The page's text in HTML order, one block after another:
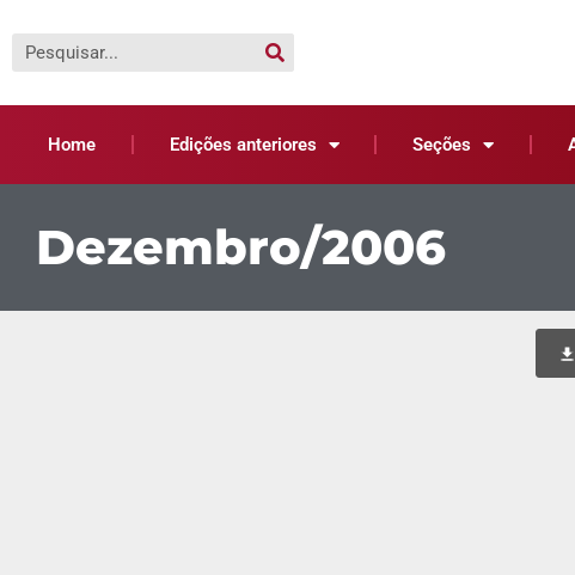
Home Edições anteriores Seções
Dezembro/2006